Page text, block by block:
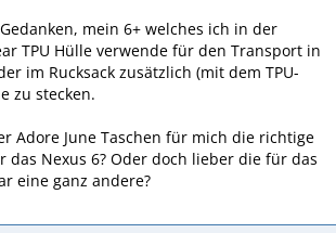
mein 6+ welches ich in der
TPU Hülle verwende für den Transport in
im Rucksack zusätzlich (mit dem TPU-
zu stecken.
Adore June Taschen für mich die richtige
das Nexus 6? Oder doch lieber die für das
eine ganz andere?